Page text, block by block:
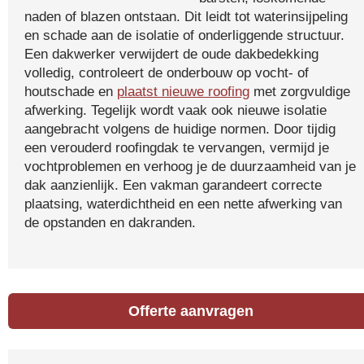
naden of blazen ontstaan. Dit leidt tot waterinsijpeling
en schade aan de isolatie of onderliggende structuur.
Een dakwerker verwijdert de oude dakbedekking
volledig, controleert de onderbouw op vocht- of
houtschade en plaatst nieuwe roofing met zorgvuldige
afwerking. Tegelijk wordt vaak ook nieuwe isolatie
aangebracht volgens de huidige normen. Door tijdig
een verouderd roofingdak te vervangen, vermijd je
vochtproblemen en verhoog je de duurzaamheid van je
dak aanzienlijk. Een vakman garandeert correcte
plaatsing, waterdichtheid en een nette afwerking van
de opstanden en dakranden.
Offerte aanvragen